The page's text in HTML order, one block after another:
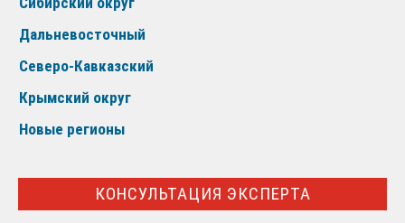
Дальневосточный
Северо-Кавказский
Крымский округ
Новые регионы
КОНСУЛЬТАЦИЯ ЭКСПЕРТА